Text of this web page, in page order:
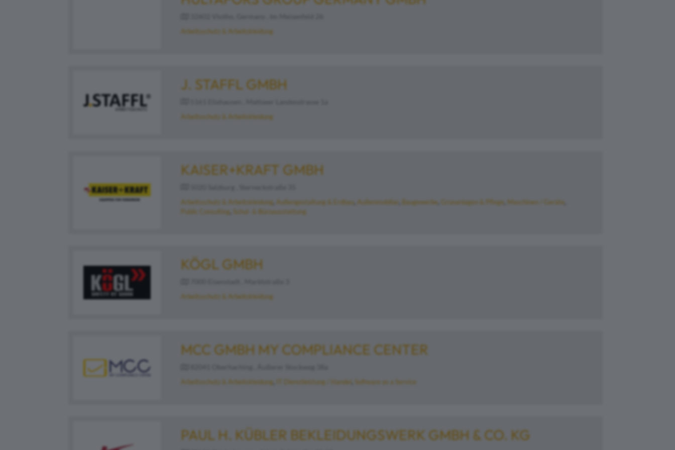
Arbeitsschutz & Arbeitskleidung
J. STAFFL GMBH
Arbeitsschutz & Arbeitskleidung
KAISER+KRAFT GMBH
Arbeitsschutz & Arbeitskleidung Außengestaltung & Erdbau Außenmobiliar Baugewerbe Grünanlagen & Pflege
Maschinen / Geräte
Public Consulting
Schul- & Büroausstattung
KÖGL GMBH
Arbeitsschutz & Arbeitskleidung
MCC GMBH MY COMPLIANCE CENTER
Arbeitsschutz & Arbeitskleidung IT Dienstleistung / Handel Software as a Service
PAUL H. KÜBLER BEKLEIDUNGSWERK GMBH & CO. KG